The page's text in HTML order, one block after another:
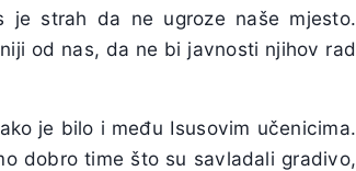
je strah da ne ugroze naše mjesto.
od nas, da ne bi javnosti njihov rad
je bilo i među Isusovim učenicima.
dobro time što su savladali gradivo,